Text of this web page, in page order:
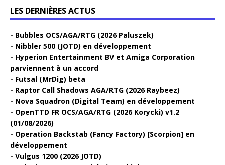
LES DERNIÈRES ACTUS
Bubbles OCS/AGA/RTG (2026 Paluszek)
Nibbler 500 (JOTD) en développement
Hyperion Entertainment BV et Amiga Corporation
parviennent à un accord
Futsal (MrDig) beta
Raptor Call Shadows AGA/RTG (2026 Raybeez)
Nova Squadron (Digital Team) en développement
OpenTTD FR OCS/AGA/RTG (2026 Korycki) v1.2
(01/08/2026)
Operation Backstab (Fancy Factory) [Scorpion] en
développement
Vulgus 1200 (2026 JOTD)